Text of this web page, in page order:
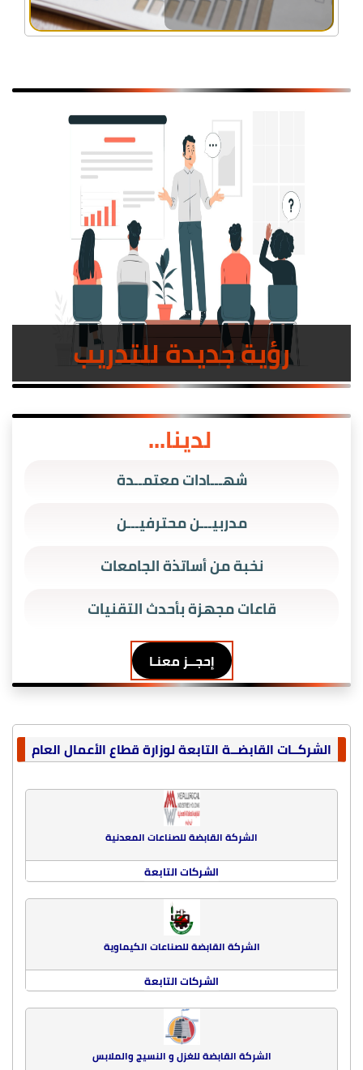
رؤية جديدة للتدريب
لدينا...
شهـــادات معتمــدة
مدربيـــن محترفيـــن
نخبة من أساتذة الجامعات
قاعات مجهزة بأحدث التقنيات
إحجــز معنـا
الشركــات القابضــة التابعة لوزارة قطاع الأعمال العام
الشركة القابضة للصناعات المعدنية
الشركات التابعة
الشركة القابضة للصناعات الكيماوية
الشركات التابعة
الشركة القابضة للغزل و النسيج والملابس